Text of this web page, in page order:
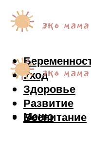
Уход
Здоровье
Развитие
Воспитание
Меню